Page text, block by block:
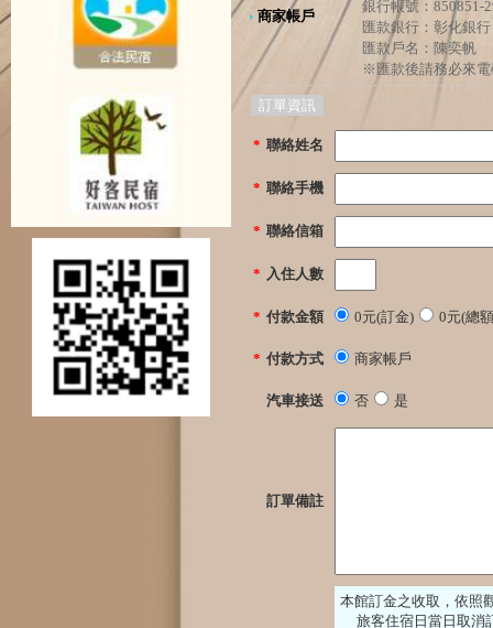
商家帳戶
銀行帳號：850851-
匯款銀行：彰化銀
匯款戶名：陳奕帆
※匯款後請務必來電
訂單資訊
* 聯絡姓名
* 聯絡手機
* 聯絡信箱
* 入住人數
* 付款金額 0元(訂金) 0元(總
* 付款方式 商家帳戶
汽車接送 否 是
訂單備註
本館訂金之收取，依照
旅客住宿日當日取消